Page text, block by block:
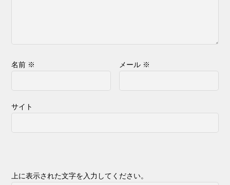
名前 ※ メール ※
サイト
上に表示された文字を入力してください。